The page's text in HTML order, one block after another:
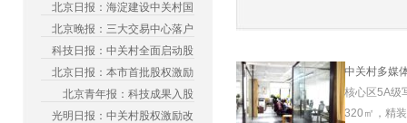
北京日报：海淀建设中关村国
北京晚报：三大交易中心落户
科技日报：中关村全面启动股
北京日报：本市首批股权激励
北京青年报：科技成果入股
光明日报：中关村股权激励改
中关村多媒
核心区5A级
320㎡，精